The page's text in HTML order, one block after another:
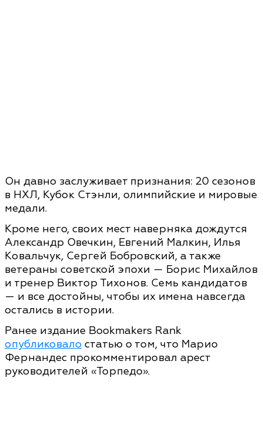
Он давно заслуживает признания: 20 сезонов
в НХЛ, Кубок Стэнли, олимпийские и мировые
медали.
Кроме него, своих мест наверняка дождутся
Александр Овечкин, Евгений Малкин, Илья
Ковальчук, Сергей Бобровский, а также
ветераны советской эпохи — Борис Михайлов
и тренер Виктор Тихонов. Семь кандидатов
— и все достойны, чтобы их имена навсегда
остались в истории.
Ранее издание Bookmakers Rank
опубликовало статью о том, что Марио
Фернандес прокомментировал арест
руководителей «Торпедо».